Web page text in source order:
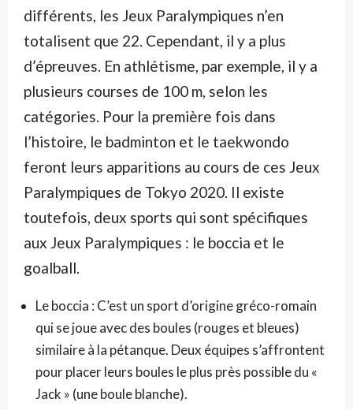
différents, les Jeux Paralympiques n’en
totalisent que 22. Cependant, il y a plus
d’épreuves. En athlétisme, par exemple, il y a
plusieurs courses de 100 m, selon les
catégories. Pour la première fois dans
l’histoire, le badminton et le taekwondo
feront leurs apparitions au cours de ces Jeux
Paralympiques de Tokyo 2020. Il existe
toutefois, deux sports qui sont spécifiques
aux Jeux Paralympiques : le boccia et le
goalball.
Le boccia : C’est un sport d’origine gréco-romain
qui se joue avec des boules (rouges et bleues)
similaire à la pétanque. Deux équipes s’affrontent
pour placer leurs boules le plus près possible du «
Jack » (une boule blanche).